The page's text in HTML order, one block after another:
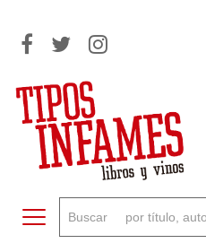
Toggle navigation